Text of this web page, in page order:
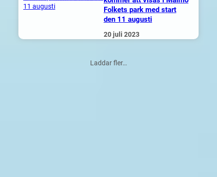
Folkets park med start
den 11 augusti
20 juli 2023
Laddar fler…